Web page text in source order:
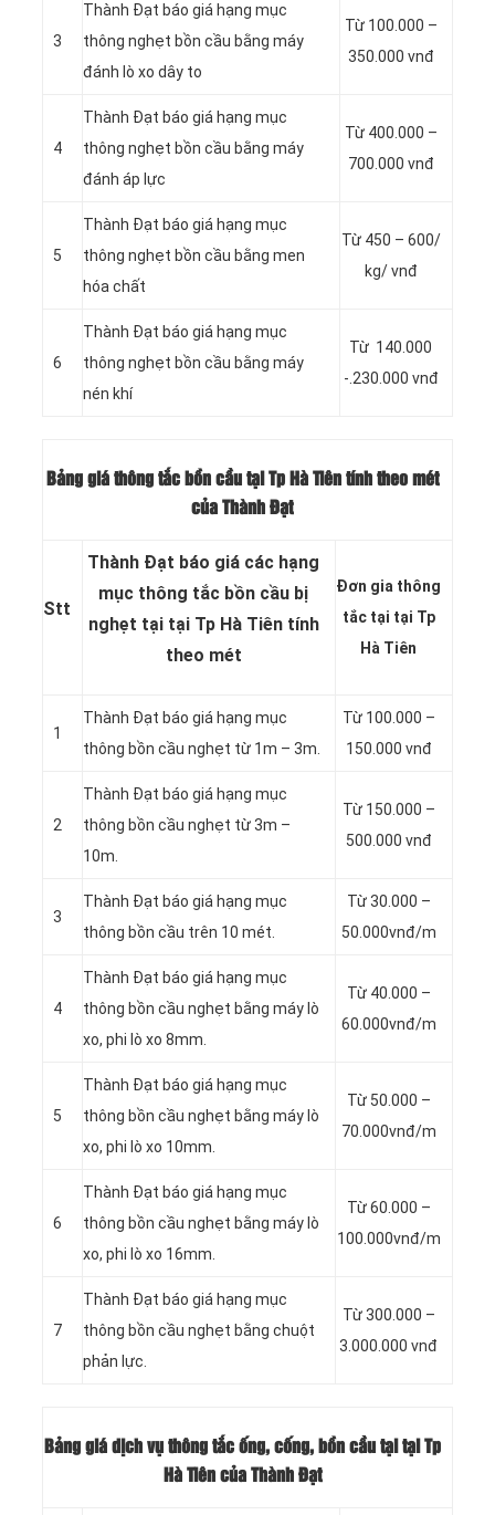
3
Thành Đạt báo giá hạng mục
thông nghẹt bồn cầu bằng máy
đánh lò xo dây to
Từ 100.000 –
350.000 vnđ
4
Thành Đạt báo giá hạng mục
thông nghẹt bồn cầu bằng máy
đánh áp lực
Từ 400.000 –
700.000 vnđ
5
Thành Đạt báo giá hạng mục
thông nghẹt bồn cầu bằng men
hóa chất
Từ 450 – 600/
kg/ vnđ
6
Thành Đạt báo giá hạng mục
thông nghẹt bồn cầu bằng máy
nén khí
Từ 140.000
-.230.000 vnđ
Bảng giá thông tắc bồn cầu tại Tp Hà Tiên tính theo mét
của Thành Đạt
Stt
Thành Đạt báo giá các hạng
mục thông tắc bồn cầu bị
nghẹt tại tại Tp Hà Tiên tính
theo mét
Đơn gia thông
tắc tại tại Tp
Hà Tiên
1
Thành Đạt báo giá hạng mục
thông bồn cầu nghẹt từ 1m – 3m.
Từ 100.000 –
150.000 vnđ
2
Thành Đạt báo giá hạng mục
thông bồn cầu nghẹt từ 3m –
10m.
Từ 150.000 –
500.000 vnđ
3
Thành Đạt báo giá hạng mục
thông bồn cầu trên 10 mét.
Từ 30.000 –
50.000vnđ/m
4
Thành Đạt báo giá hạng mục
thông bồn cầu nghẹt bằng máy lò
xo, phi lò xo 8mm.
Từ 40.000 –
60.000vnđ/m
5
Thành Đạt báo giá hạng mục
thông bồn cầu nghẹt bằng máy lò
xo, phi lò xo 10mm.
Từ 50.000 –
70.000vnđ/m
6
Thành Đạt báo giá hạng mục
thông bồn cầu nghẹt bằng máy lò
xo, phi lò xo 16mm.
Từ 60.000 –
100.000vnđ/m
7
Thành Đạt báo giá hạng mục
thông bồn cầu nghẹt bằng chuột
phản lực.
Từ 300.000 –
3.000.000 vnđ
Bảng giá dịch vụ thông tắc ống, cống, bồn cầu tại tại Tp
Hà Tiên của Thành Đạt